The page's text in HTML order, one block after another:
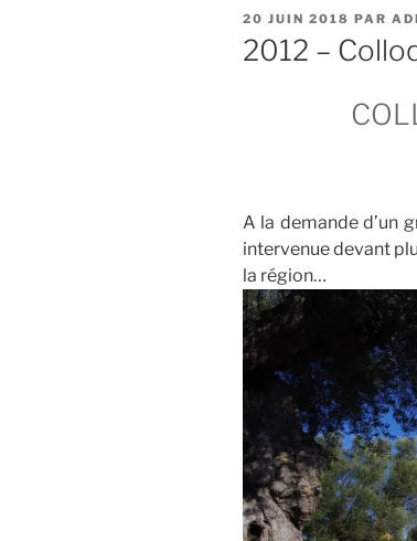
PUBLIÉ
LE
20 JUIN 2018 PAR
2012 –
A la demande d’un
intervenue devant
la région…